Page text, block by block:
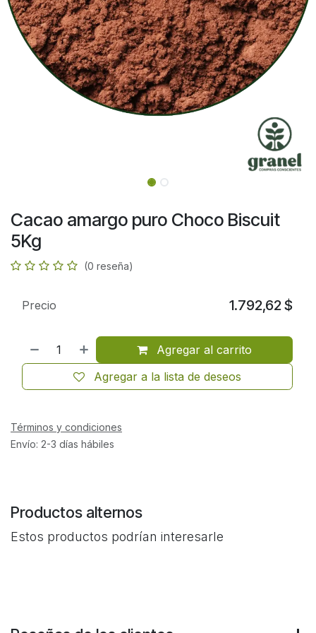
Cacao amargo puro Choco Biscuit
5Kg
(0 reseña)
Agregar al carrito
Agregar a la lista de deseos
Precio 1.792,62$
Términos y condiciones
Envío: 2-3 días hábiles
Productos alternos
Estos productos podrían interesarle